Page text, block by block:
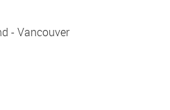
- Vancouver